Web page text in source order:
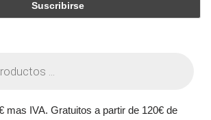
mas IVA. Gratuitos a partir de 120€ de